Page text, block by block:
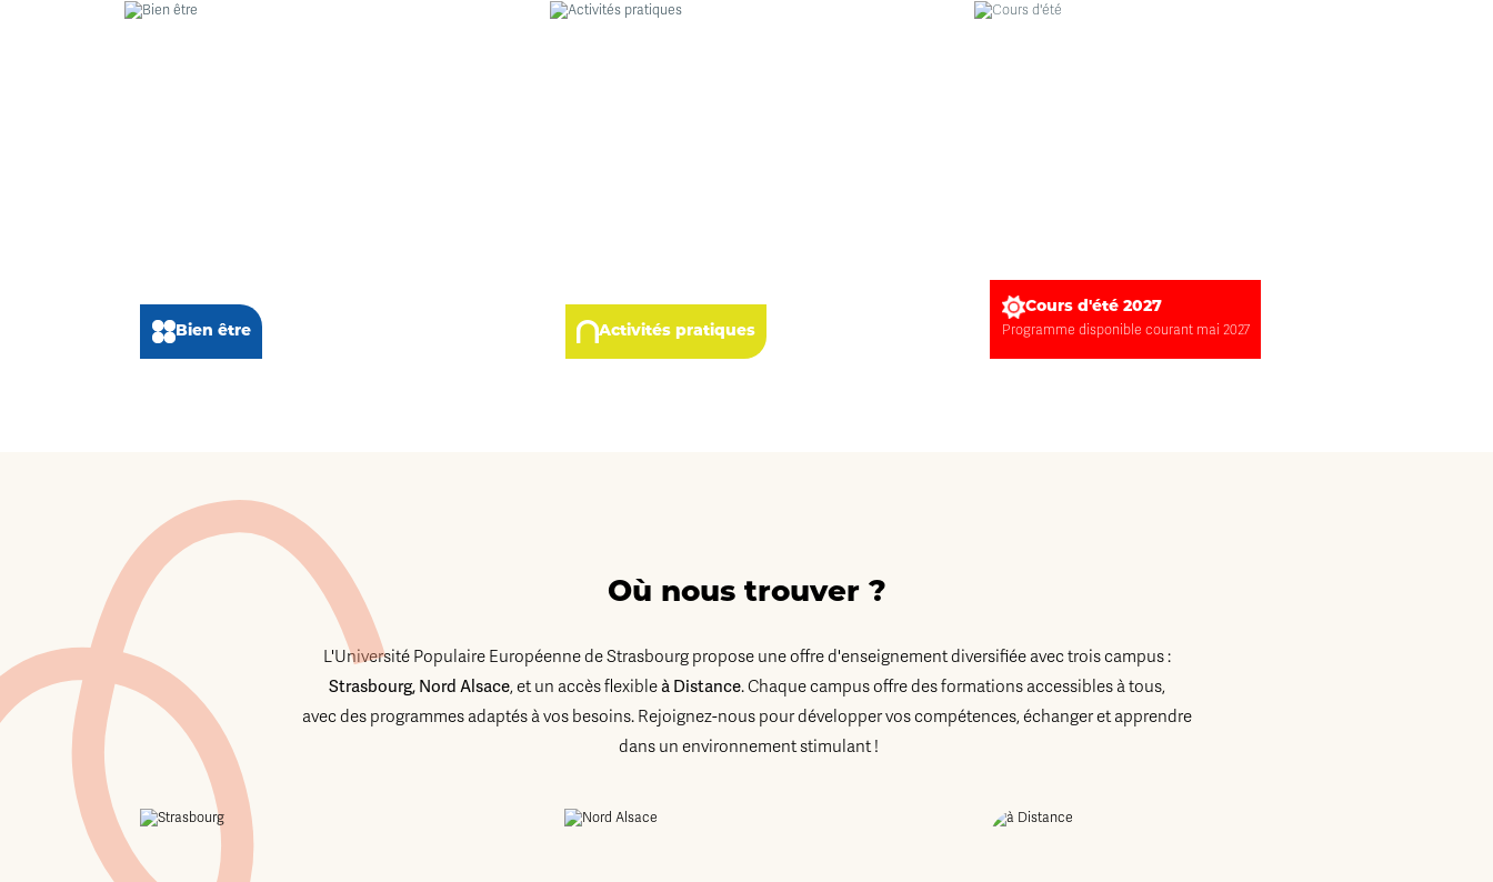
Bien être Activités pratiques
Cours d'été 2027
Programme disponible courant mai 2027
Où nous trouver ?
L'Université Populaire Européenne de Strasbourg propose une offre d'enseignement diversifiée avec trois campus :
Strasbourg, Nord Alsace, et un accès flexible à Distance. Chaque campus offre des formations accessibles à tous,
avec des programmes adaptés à vos besoins. Rejoignez-nous pour développer vos compétences, échanger et apprendre
dans un environnement stimulant !